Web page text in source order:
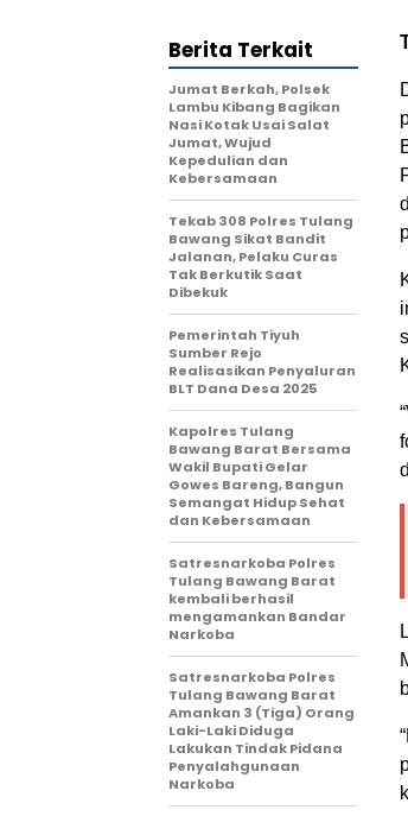
Berita Terkait
Jumat Berkah, Polsek
Lambu Kibang Bagikan
Nasi Kotak Usai Salat
Jumat, Wujud
Kepedulian dan
Kebersamaan
Tekab 308 Polres Tulang
Bawang Sikat Bandit
Jalanan, Pelaku Curas
Tak Berkutik Saat
Dibekuk
Pemerintah Tiyuh
Sumber Rejo
Realisasikan Penyaluran
BLT Dana Desa 2025
Kapolres Tulang
Bawang Barat Bersama
Wakil Bupati Gelar
Gowes Bareng, Bangun
Semangat Hidup Sehat
dan Kebersamaan
Satresnarkoba Polres
Tulang Bawang Barat
kembali berhasil
mengamankan Bandar
Narkoba
Satresnarkoba Polres
Tulang Bawang Barat
Amankan 3 (Tiga) Orang
Laki-Laki Diduga
Lakukan Tindak Pidana
Penyalahgunaan
Narkoba